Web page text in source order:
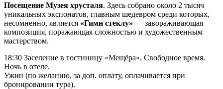
Посещение Музея хрусталя. Здесь собрано около 2 тысяч
уникальных экспонатов, главным шедевром среди которых,
несомненно, является «Гимн стеклу» — завораживающая
композиция, поражающая сложностью и художественным
мастерством.
18:30 Заселение в гостиницу «Мещёра». Свободное время.
Ночь в отеле.
Ужин (по желанию, за доп. оплату, оплачивается при
бронировании тура).